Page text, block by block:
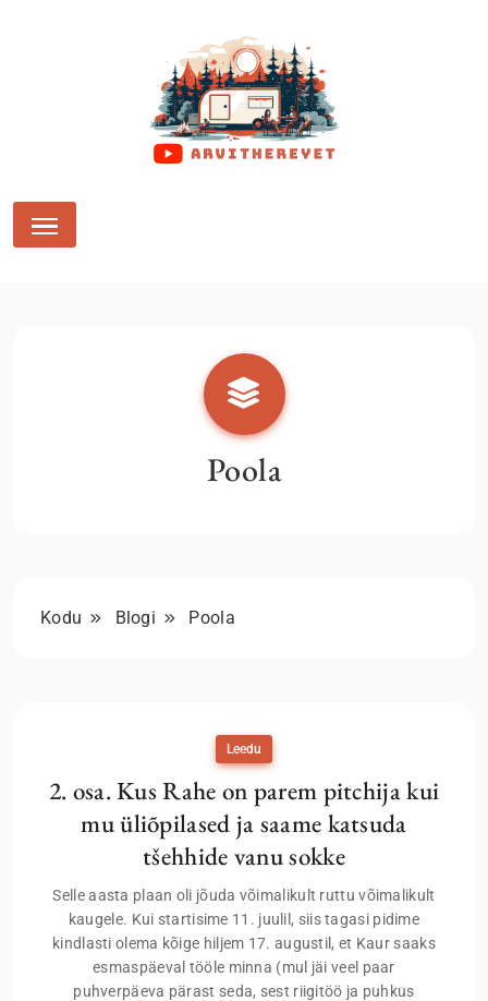
Arvithereyet
Poola
Kodu Blogi Poola
Leedu
2. osa. Kus Rahe on parem pitchija kui
mu üliõpilased ja saame katsuda
tšehhide vanu sokke
Selle aasta plaan oli jõuda võimalikult ruttu võimalikult
kaugele. Kui startisime 11. juulil, siis tagasi pidime
kindlasti olema kõige hiljem 17. augustil, et Kaur saaks
esmaspäeval tööle minna (mul jäi veel paar
puhverpäeva pärast seda, sest riigitöö ja puhkus